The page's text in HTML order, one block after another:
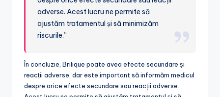
adverse. Acest lucru ne permite să
ajustăm tratamentul și să minimizăm
riscurile.”
În concluzie, Brilique poate avea efecte secundare și
reacții adverse, dar este important să informăm medicul
despre orice efecte secundare sau reacții adverse.